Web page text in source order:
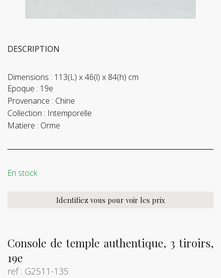
Console de temple authentique, 3 tiroirs,
19e
ref : G2511-135
DESCRIPTION
Dimensions : 113(L) x 46(l) x 84(h) cm
Epoque : 19e
Provenance : Chine
Collection : Intemporelle
Matiere : Orme
En stock
Identifiez vous pour voir les prix